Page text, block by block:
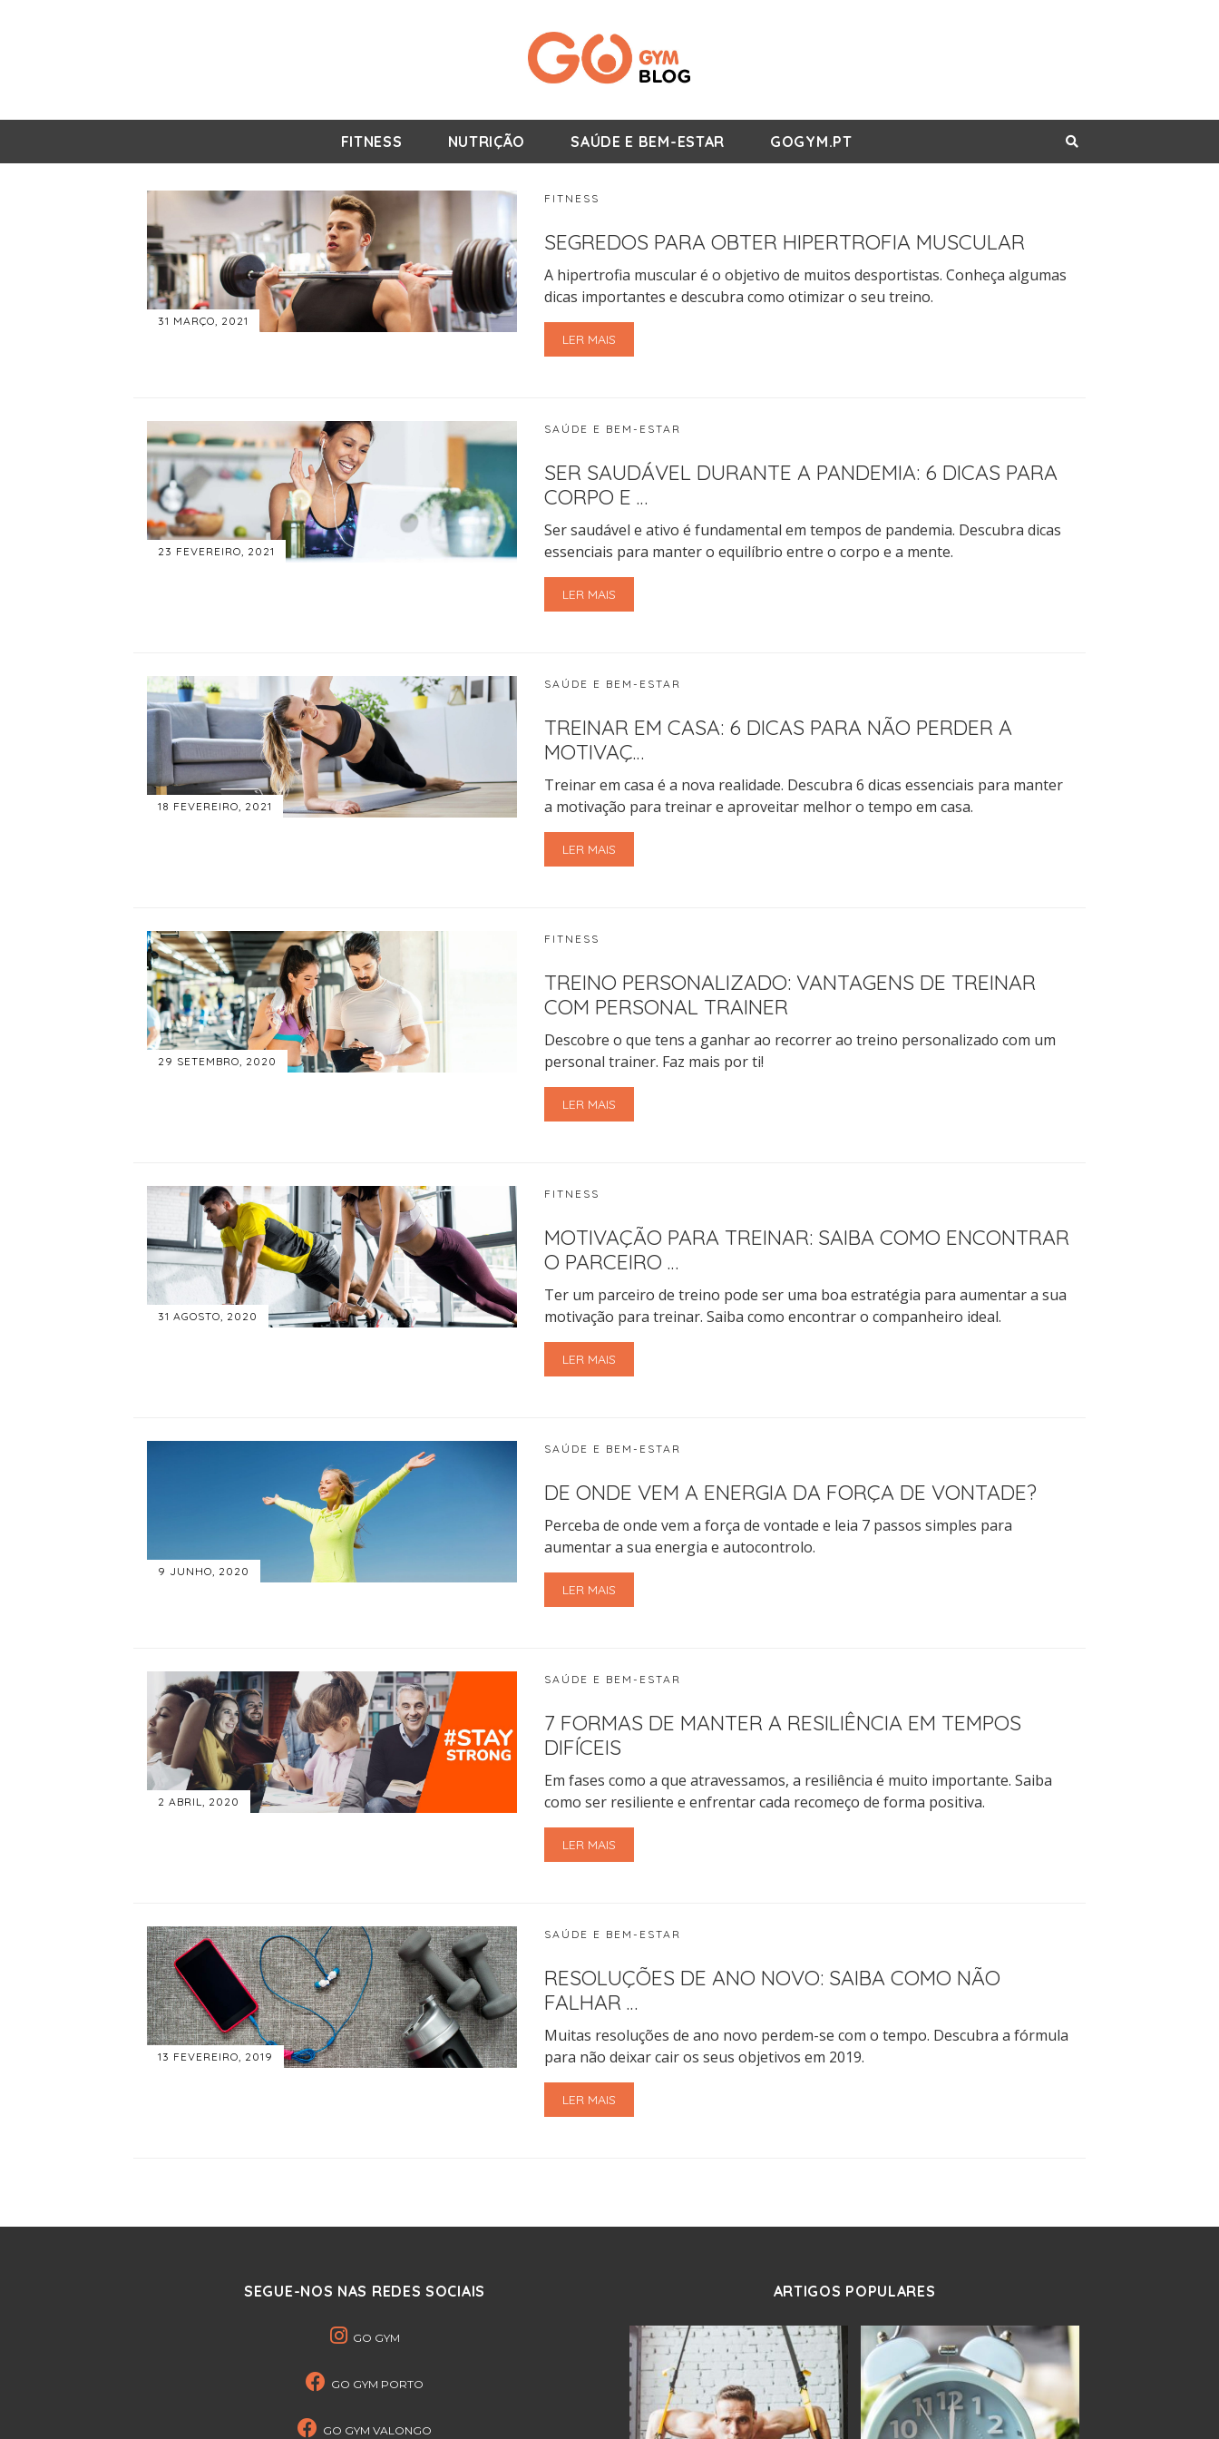
FITNESS NUTRIÇÃO SAÚDE E BEM-ESTAR GOGYM.PT
31 MARÇO, 2021
FITNESS
SEGREDOS PARA OBTER HIPERTROFIA MUSCULAR
A hipertrofia muscular é o objetivo de muitos desportistas. Conheça algumas
dicas importantes e descubra como otimizar o seu treino.
LER MAIS
23 FEVEREIRO, 2021
SAÚDE E BEM-ESTAR
SER SAUDÁVEL DURANTE A PANDEMIA: 6 DICAS PARA
CORPO E …
Ser saudável e ativo é fundamental em tempos de pandemia. Descubra dicas
essenciais para manter o equilíbrio entre o corpo e a mente.
LER MAIS
18 FEVEREIRO, 2021
SAÚDE E BEM-ESTAR
TREINAR EM CASA: 6 DICAS PARA NÃO PERDER A
MOTIVAÇ…
Treinar em casa é a nova realidade. Descubra 6 dicas essenciais para manter
a motivação para treinar e aproveitar melhor o tempo em casa.
LER MAIS
29 SETEMBRO, 2020
FITNESS
TREINO PERSONALIZADO: VANTAGENS DE TREINAR
COM PERSONAL TRAINER
Descobre o que tens a ganhar ao recorrer ao treino personalizado com um
personal trainer. Faz mais por ti!
LER MAIS
31 AGOSTO, 2020
FITNESS
MOTIVAÇÃO PARA TREINAR: SAIBA COMO ENCONTRAR
O PARCEIRO …
Ter um parceiro de treino pode ser uma boa estratégia para aumentar a sua
motivação para treinar. Saiba como encontrar o companheiro ideal.
LER MAIS
9 JUNHO, 2020
SAÚDE E BEM-ESTAR
DE ONDE VEM A ENERGIA DA FORÇA DE VONTADE?
Perceba de onde vem a força de vontade e leia 7 passos simples para
aumentar a sua energia e autocontrolo.
LER MAIS
2 ABRIL, 2020
SAÚDE E BEM-ESTAR
7 FORMAS DE MANTER A RESILIÊNCIA EM TEMPOS
DIFÍCEIS
Em fases como a que atravessamos, a resiliência é muito importante. Saiba
como ser resiliente e enfrentar cada recomeço de forma positiva.
LER MAIS
13 FEVEREIRO, 2019
SAÚDE E BEM-ESTAR
RESOLUÇÕES DE ANO NOVO: SAIBA COMO NÃO
FALHAR …
Muitas resoluções de ano novo perdem-se com o tempo. Descubra a fórmula
para não deixar cair os seus objetivos em 2019.
LER MAIS
SEGUE-NOS NAS REDES SOCIAIS
GO GYM
GO GYM PORTO
GO GYM VALONGO
ARTIGOS POPULARES